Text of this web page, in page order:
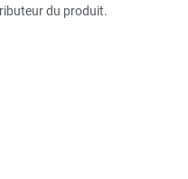
du produit.